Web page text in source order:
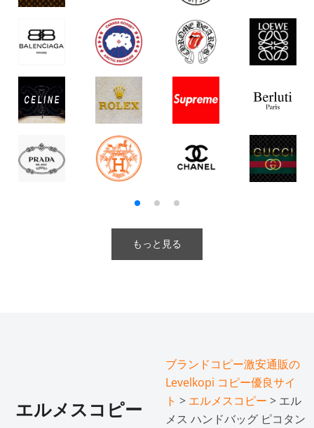
もっと見る
エルメスコピー
ブランドコピー激安通販の
Levelkopi コピー優良サイ
ト > エルメスコピー > エル
メス ハンドバッグ ピコタン